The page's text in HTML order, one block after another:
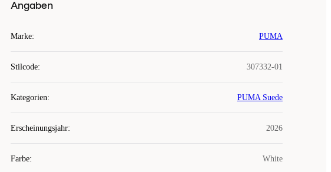
Angaben
Marke: PUMA
Stilcode: 307332-01
Kategorien: PUMA Suede
Erscheinungsjahr: 2026
Farbe: White